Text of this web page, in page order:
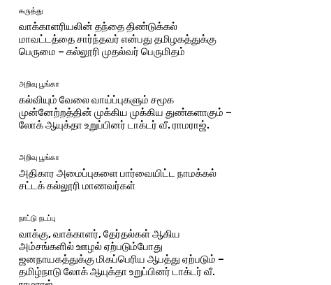
கருத்து
வாக்காளரியலின் தந்தை திண்டுக்கல்
மாவட்டத்தை சார்ந்தவர் என்பது தமிழகத்துக்கு
பெருமை – கல்லூரி முதல்வர் பெருமிதம்
அறிவு பூங்கா
கல்வியும் வேலை வாய்ப்புகளும் சமூக
முன்னேற்றத்தின் முக்கிய முக்கிய துண்களாகும் –
லோக் ஆயுக்தா உறுப்பினர் டாக்டர் வீ. ராமராஜ்.
அறிவு பூங்கா
அதிகார அமைப்புகளை பார்வையிட்ட நாமக்கல்
சட்டக் கல்லூரி மாணவர்கள்
நாட்டு நடப்பு
வாக்கு, வாக்காளர், தேர்தல்கள் ஆகிய
அம்சங்களில் ஊழல் ஏற்படும்போது
ஜனநாயகத்துக்கு மிகப்பெரிய ஆபத்து ஏற்படும் –
தமிழ்நாடு லோக் ஆயுக்தா உறுப்பினர் டாக்டர் வீ.